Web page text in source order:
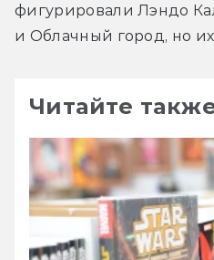
фигурировали Лэндо
и Облачный город, но
Читайте